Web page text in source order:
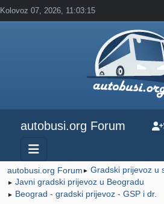
Kolovoz 07, 2026, 11:03:15
autobusi.org Forum
autobusi.org Forum ► Gradski prijevoz u
► Javni gradski prijevoz u Beogradu
► Beograd - gradski prijevoz - GSP i dr.